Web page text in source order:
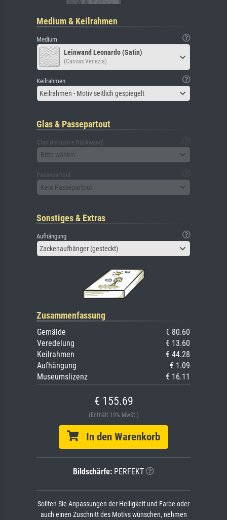
Medium & Keilrahmen
Medium
Leinwand Leonardo (Satin)
(Canvas Venezia)
Keilrahmen
Keilrahmen - Motiv seitlich gespiegelt
Glas & Passepartout
Glas (inklusive Rückwand)
Bitte wählen
Passepartout
Kein Passepartout
Sonstiges & Extras
Aufhängung
Zackenaufhänger (gesteckt)
Zusammenfassung
Gemälde
€ 80.60
Veredelung
€ 13.60
Keilrahmen
€ 44.28
Aufhängung
€ 1.09
Museumslizenz
€ 16.11
€ 155.69
(Enthält 19% MwSt.)
In den Warenkorb
Bildschärfe: PERFEKT
Sollten Sie Anpassungen der Helligkeit und Farbe oder
auch einen Zuschnitt des Motivs wünschen, nehmen